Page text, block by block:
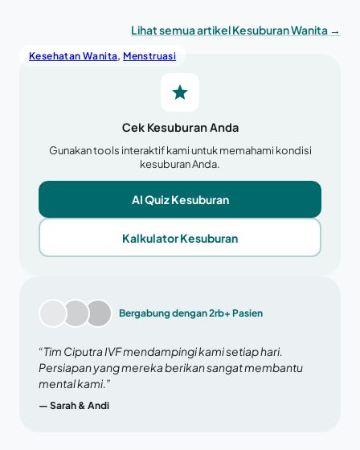
Lihat semua artikel Kesuburan Wanita →
Kesehatan Wanita, Menstruasi
Cek Kesuburan Anda
Gunakan tools interaktif kami untuk memahami kondisi
kesuburan Anda.
AI Quiz Kesuburan
Kalkulator Kesuburan
Bergabung dengan 2rb+ Pasien
“Tim Ciputra IVF mendampingi kami setiap hari.
Persiapan yang mereka berikan sangat membantu
mental kami.”
— Sarah & Andi